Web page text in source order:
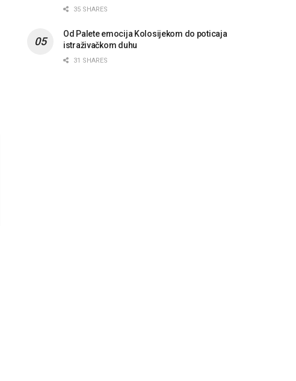
35 SHARES
Od Palete emocija Kolosijekom do poticaja
istraživačkom duhu
31 SHARES